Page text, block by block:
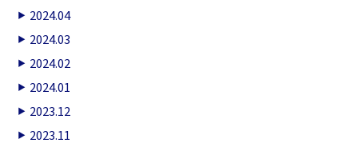
2024.04
2024.03
2024.02
2024.01
2023.12
2023.11